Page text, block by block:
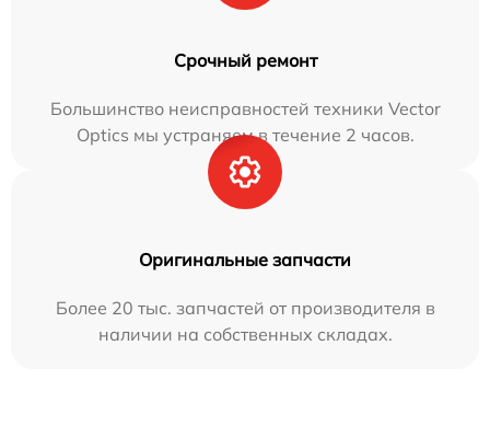
Срочный ремонт
Большинство неисправностей техники Vector
Optics мы устраняем в течение 2 часов.
Оригинальные запчасти
Более 20 тыс. запчастей от производителя в
наличии на собственных складах.